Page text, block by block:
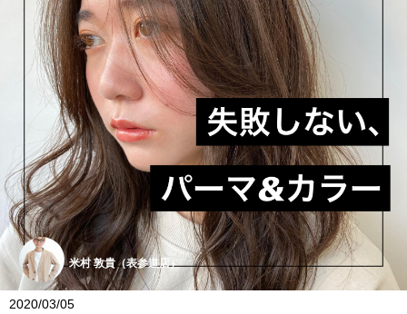
米村 敦貴（表参道店）
2020/03/05